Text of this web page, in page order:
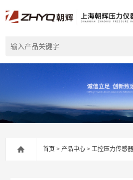
首页 >产品中心 >工控压力传感器